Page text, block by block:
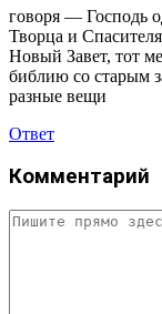
говоря — Господь
Творца и
Новый Завет, тот
библию со старым
разные вещи
Ответ
Комментарий